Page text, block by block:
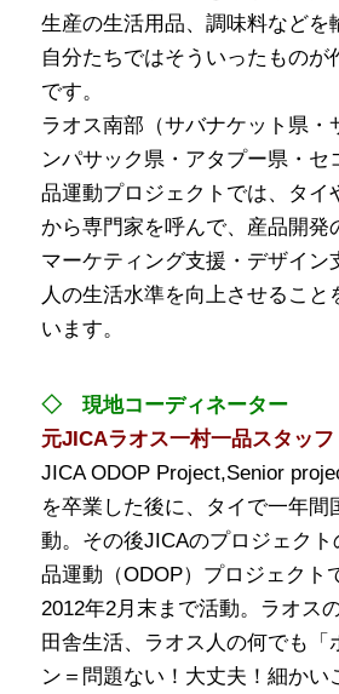
生産の生活用品、調味料などを
自分たちではそういったものが
です。
ラオス南部（サバナケット県・
ンパサック県・アタプー県・セ
品運動プロジェクトでは、タイ
から専門家を呼んで、産品開発
マーケティング支援・デザイン
人の生活水準を向上させること
います。
◇ 現地コーディネーター
元JICAラオス一村一品スタッ
JICA ODOP Project,Senior
を卒業した後に、タイで一年間
動。その後JICAのプロジェク
品運動（ODOP）プロジェクト
2012年2月末まで活動。ラオス
田舎生活、ラオス人の何でも「
ン＝問題ない！大丈夫！細かい